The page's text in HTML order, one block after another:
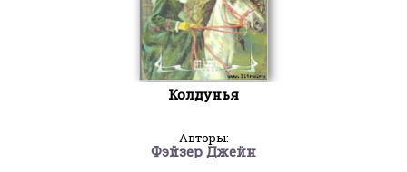
Колдунья
Авторы:
Фэйзер Джейн